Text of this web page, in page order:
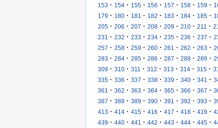
153 · 154 · 155 · 156 · 157 · 158 · 159 ·
179 · 180 · 181 · 182 · 183 · 184 · 185 ·
205 · 206 · 207 · 208 · 209 · 210 · 211 ·
231
· 232 · 233 · 234 · 235 · 236 · 237 ·
257 · 258 · 259 · 260 · 261 · 262 · 263 ·
283 · 284 · 285 · 286 · 287 · 288 · 289 ·
309 · 310 · 311 · 312 · 313 · 314 · 315 ·
335 · 336 · 337 · 338 · 339 · 340 · 341 ·
361
· 362 · 363 · 364 · 365 · 366 · 367 ·
387 · 388 · 389 · 390 · 391 · 392 · 393 ·
413 · 414 · 415 · 416 · 417 · 418 · 419 ·
439 · 440 · 441 · 442 · 443 · 444 · 445 ·